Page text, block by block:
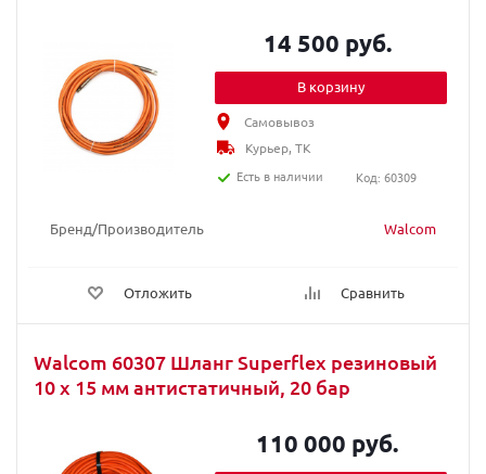
Бренд/Производитель Walcom
Отложить Сравнить
14 500 руб.
В корзину
Самовывоз
Курьер, ТК
Есть в наличии
Код: 60309
Walcom 60307 Шланг Superflex резиновый
10 х 15 мм антистатичный, 20 бар
110 000 руб.